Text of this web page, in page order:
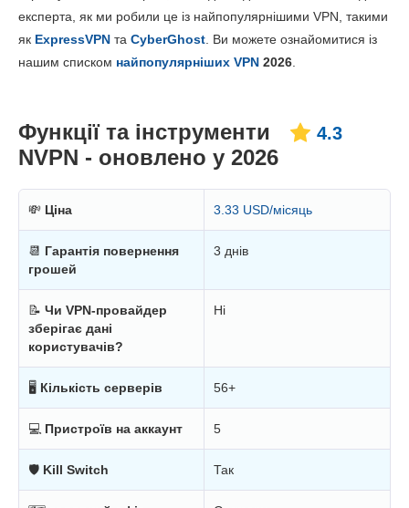
Надійність та підтримка 6.3
експерта, як ми робили це із найпопулярнішими VPN, такими
як ExpressVPN та CyberGhost . Ви можете ознайомитися із
нашим списком найпопулярніших VPN 2026
Функції та інструменти
NVPN - оновлено у 2026
4.3
💸 Ціна 3.33 USD/місяць
📆 Гарантія повернення
грошей
3 днів
📝 Чи VPN-провайдер
зберігає дані
користувачів?
Ні
🖥 Кількість серверів 56+
💻 Пристроїв на аккаунт 5
🛡 Kill Switch Так